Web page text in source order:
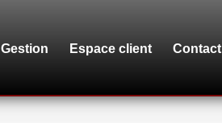
Gestion Espace client Contact